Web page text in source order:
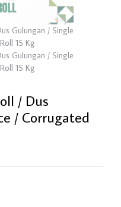
/ Dus
/ Corrugated